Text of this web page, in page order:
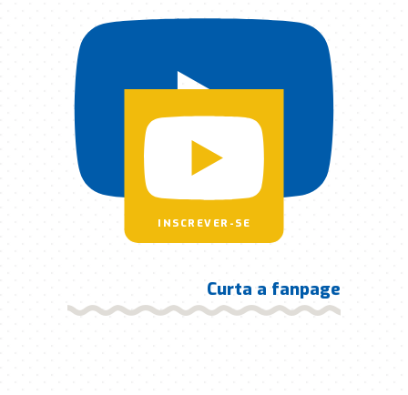
INSCREVER-SE
Curta a fanpage